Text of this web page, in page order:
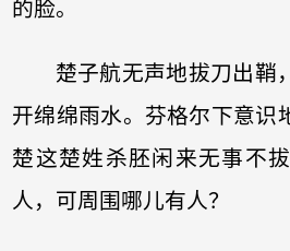
的脸。
楚子航无声地拔刀出鞘
开绵绵雨水。芬格尔下意识
楚这楚姓杀胚闲来无事不
人，可周围哪儿有人？